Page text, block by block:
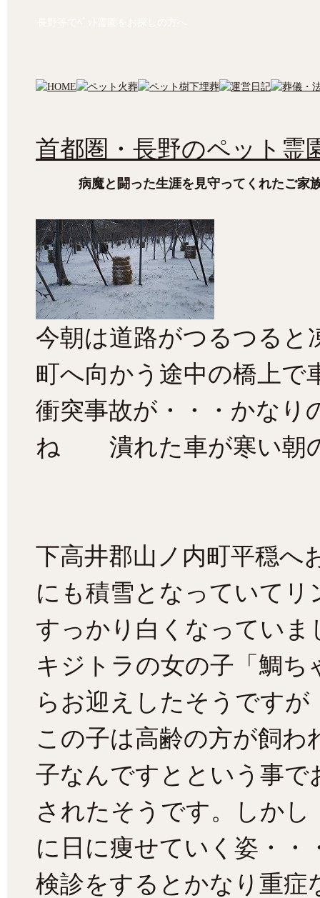
首都圏・長野のペット霊
病魔と闘った生涯を見守ってくれたご家
今朝は道路がつるつると
町へ向かう途中の橋上で
衝突事故が・・・かなり
ね 潰れた車が寒い朝
下高井郡山ノ内町平穏へ
にも積雪となっていてリ
すっかり白くなっていま
キジトラの女の子「鯛ち
らお迎えしたそうですが
この子は高齢の方が飼
子なんですとという事で
されたそうです。しか
に日に痩せていく姿・・
検診をするとかなり重症